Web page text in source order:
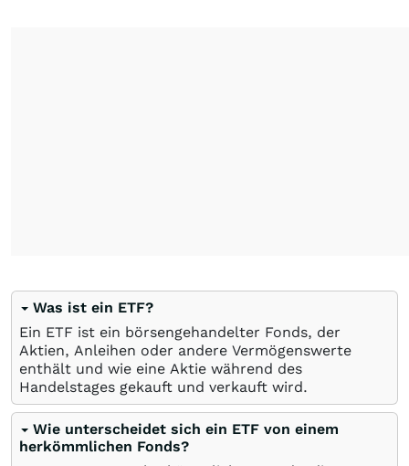
Was ist ein ETF?
Ein ETF ist ein börsengehandelter Fonds, der
Aktien, Anleihen oder andere Vermögenswerte
enthält und wie eine Aktie während des
Handelstages gekauft und verkauft wird.
Wie unterscheidet sich ein ETF von einem
herkömmlichen Fonds?